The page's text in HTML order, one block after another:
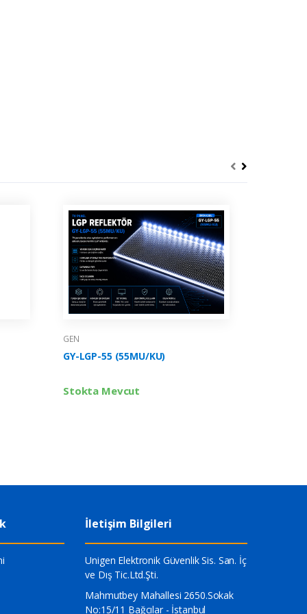
GEN
GY-LGP-55 (55MU/KU)
Stokta Mevcut
İletişim Bilgileri
Unigen Elektronik Güvenlik Sis. San. İç
ve Dış Tic.Ltd.Şti.
Mahmutbey Mahallesi 2650.Sokak
No:15/11 Bağcılar - İstanbul